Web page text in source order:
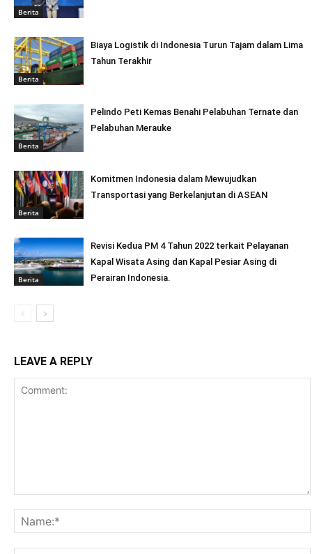
Berita
Berita
Biaya Logistik di Indonesia Turun Tajam dalam Lima
Tahun Terakhir
Berita
Pelindo Peti Kemas Benahi Pelabuhan Ternate dan
Pelabuhan Merauke
Berita
Komitmen Indonesia dalam Mewujudkan
Transportasi yang Berkelanjutan di ASEAN
Berita
Revisi Kedua PM 4 Tahun 2022 terkait Pelayanan
Kapal Wisata Asing dan Kapal Pesiar Asing di
Perairan Indonesia.
LEAVE A REPLY